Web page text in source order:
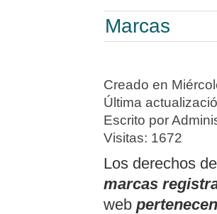
Marcas
Creado en
Última
Escrito por
Visitas: 1672
Los derechos
marcas
web